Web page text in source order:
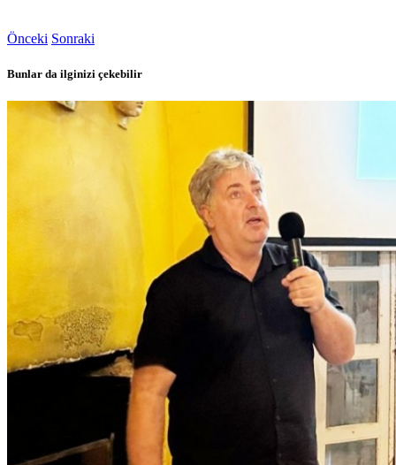
Önceki Sonraki
Bunlar da ilginizi çekebilir